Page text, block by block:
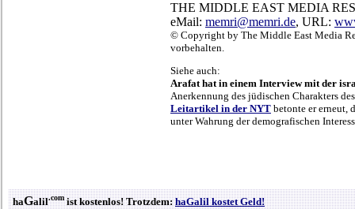
THE MIDDLE EAST MEDIA
eMail: memri@memri.de, URL:
© Copyright by The Middle East Media
vorbehalten.
Siehe auch:
Arafat hat in einem Interviewmit der
Anerkennung des jüdischen Charakters
Leitartikel in der NYT betonte er erneut,
unter Wahrung der demografischen
haGalil.comist kostenlos! Trotzdem:haGalil kostet Geld!